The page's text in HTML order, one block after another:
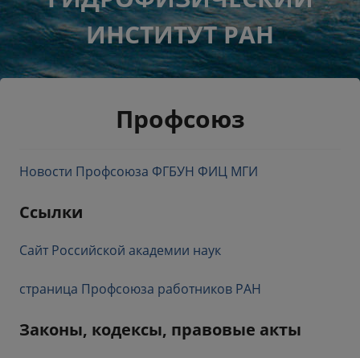
ИНСТИТУТ РАН
Профсоюз
Новости Профсоюза ФГБУН ФИЦ МГИ
Ссылки
Сайт Российской академии наук
страница Профсоюза работников РАН
Законы, кодексы, правовые акты